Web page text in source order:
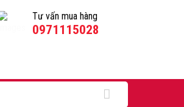
Tư vấn mua hàng
0971115028